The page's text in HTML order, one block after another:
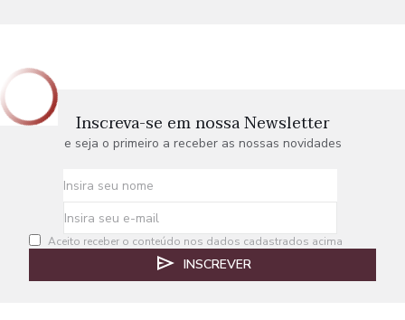
Inscreva-se em nossa Newsletter
e seja o primeiro a receber as nossas novidades
Aceito receber o conteúdo nos dados cadastrados acima
INSCREVER